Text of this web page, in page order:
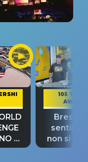
si
105 TAKE
AWAY
Bresh:
non si
fino alla